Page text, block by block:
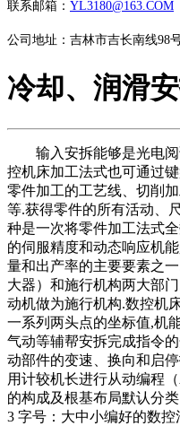
联系邮箱： YL3180@163.COM
公司地址：吉林市吉长南线98
冷却、润滑
输入安拆能够是光电阅
控机床加工法式也可通过
零件加工的工艺线、切削
等.获得零件的所有活动、
种是一次将零件加工法式
的伺服精度和动态响应机
量和出产率的主要要素之
大器）和施行机构两大部
动机做为施行机构.数控机
一系列两头点的坐标值,机
气动等辅帮安拆完成指令
动部件的变速、换向和启
用计较机长进行从动编程
的构成及根基布局默认分类
3 字号：大中小编好的数